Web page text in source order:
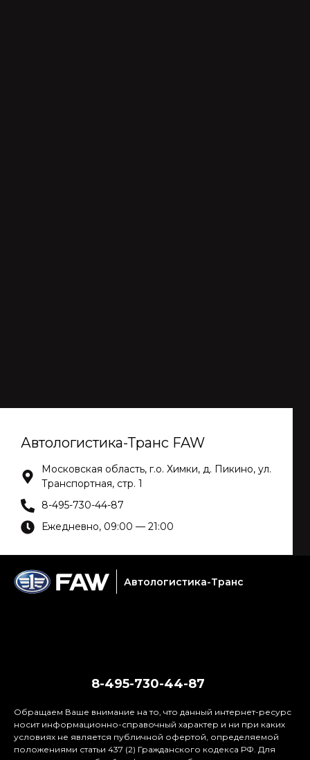
Автологистика-Транс FAW
Московская область, г.о. Химки, д. Пикино, ул.
Транспортная, стр. 1
8-495-730-44-87
Ежедневно, 09:00 — 21:00
Автологистика-Транс
8-495-730-44-87
Обращаем Ваше внимание на то, что данный интернет-ресурс
носит информационно-справочный характер и ни при каких
условиях не является публичной офертой, определяемой
положениями статьи 437 (2) Гражданского кодекса РФ. Для